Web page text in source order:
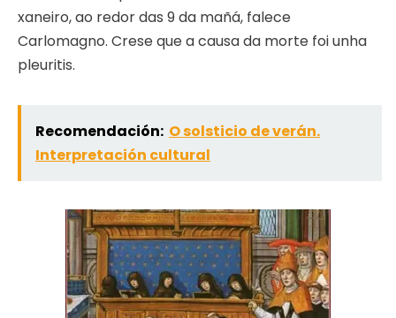
xaneiro, ao redor das 9 da mañá, falece
Carlomagno. Crese que a causa da morte foi unha
pleuritis.
Recomendación: O solsticio de verán.
Interpretación cultural